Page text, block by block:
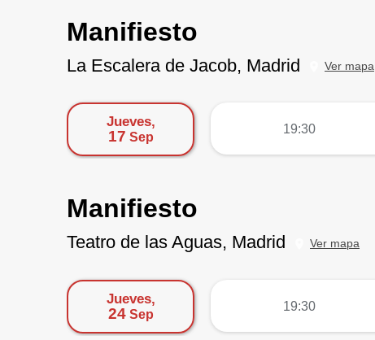
Manifiesto
La Escalera de Jacob, Madrid Ver mapa
Jueves,
17 Sep
19:30
Manifiesto
Teatro de las Aguas, Madrid Ver mapa
Jueves,
24Sep
19:30